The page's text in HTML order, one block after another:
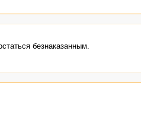
безнаказанным.